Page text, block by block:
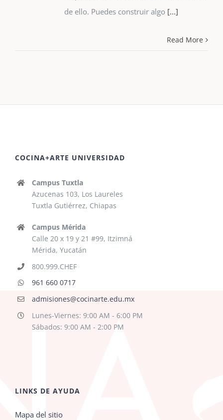
de ello. Puedes construir algo [...]
Read More
COCINA+ARTE UNIVERSIDAD
Campus Tuxtla
Azucenas 103, Los Laureles
Tuxtla Gutiérrez, Chiapas
Campus Mérida
Calle 20 x 19 y 21 #99, Itzimná
Mérida, Yucatán
800.999.CHEF
961 660 0717
admisiones@cocinarte.edu.mx
Lunes-Viernes: 9:00 AM - 6:00 PM
Sábados: 9:00 AM - 2:00 PM
LINKS DE AYUDA
Mapa del sitio